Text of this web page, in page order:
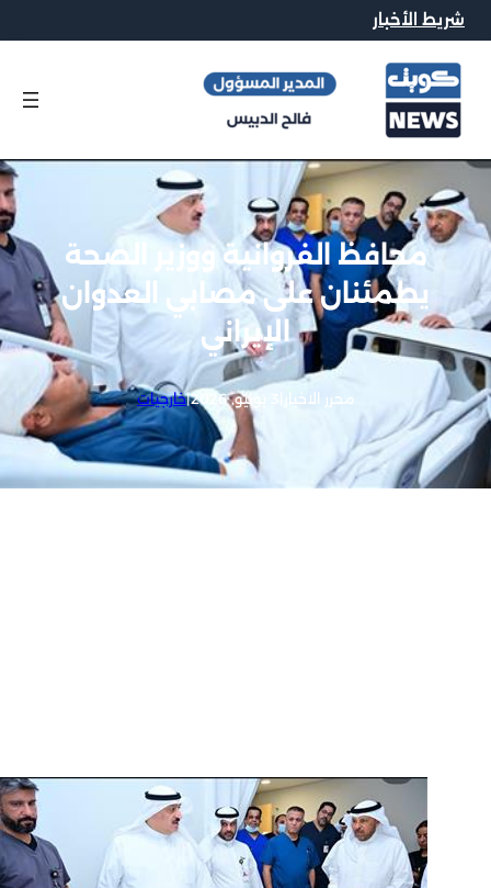
شريط الأخبار
محافظ الفروانية ووزير الصحة
يطمئنان على مصابي العدوان
الإيراني
محرر الاخبار |خارجيات